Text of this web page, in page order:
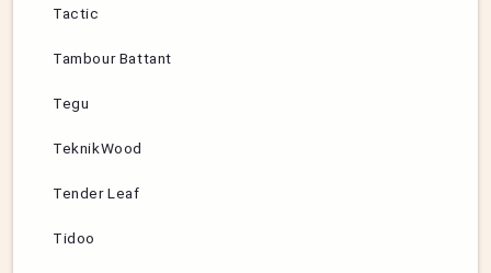
Tactic
Tambour Battant
Tegu
TeknikWood
Tender Leaf
Tidoo